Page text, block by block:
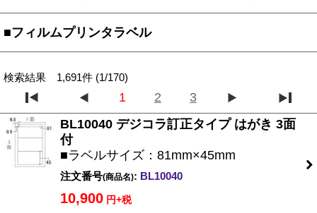
■フィルムプリンタラベル
検索結果 1,691件 (1/170)
1 2
3
BL10040 デジコラ訂正タイプ はがき 3面
付
■ラベルサイズ：81mm×45mm
注文番号(商品名): BL10040
10,900 円+税